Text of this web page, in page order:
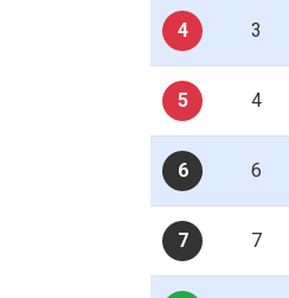
4 3
5 4
6 6
7 7